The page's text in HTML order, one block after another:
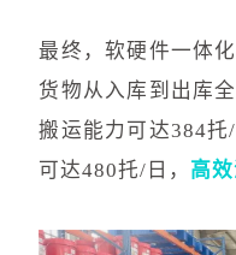
最终，软硬件一体
货物从入库到出库
搬运能力可达384
可达480托/日， 高